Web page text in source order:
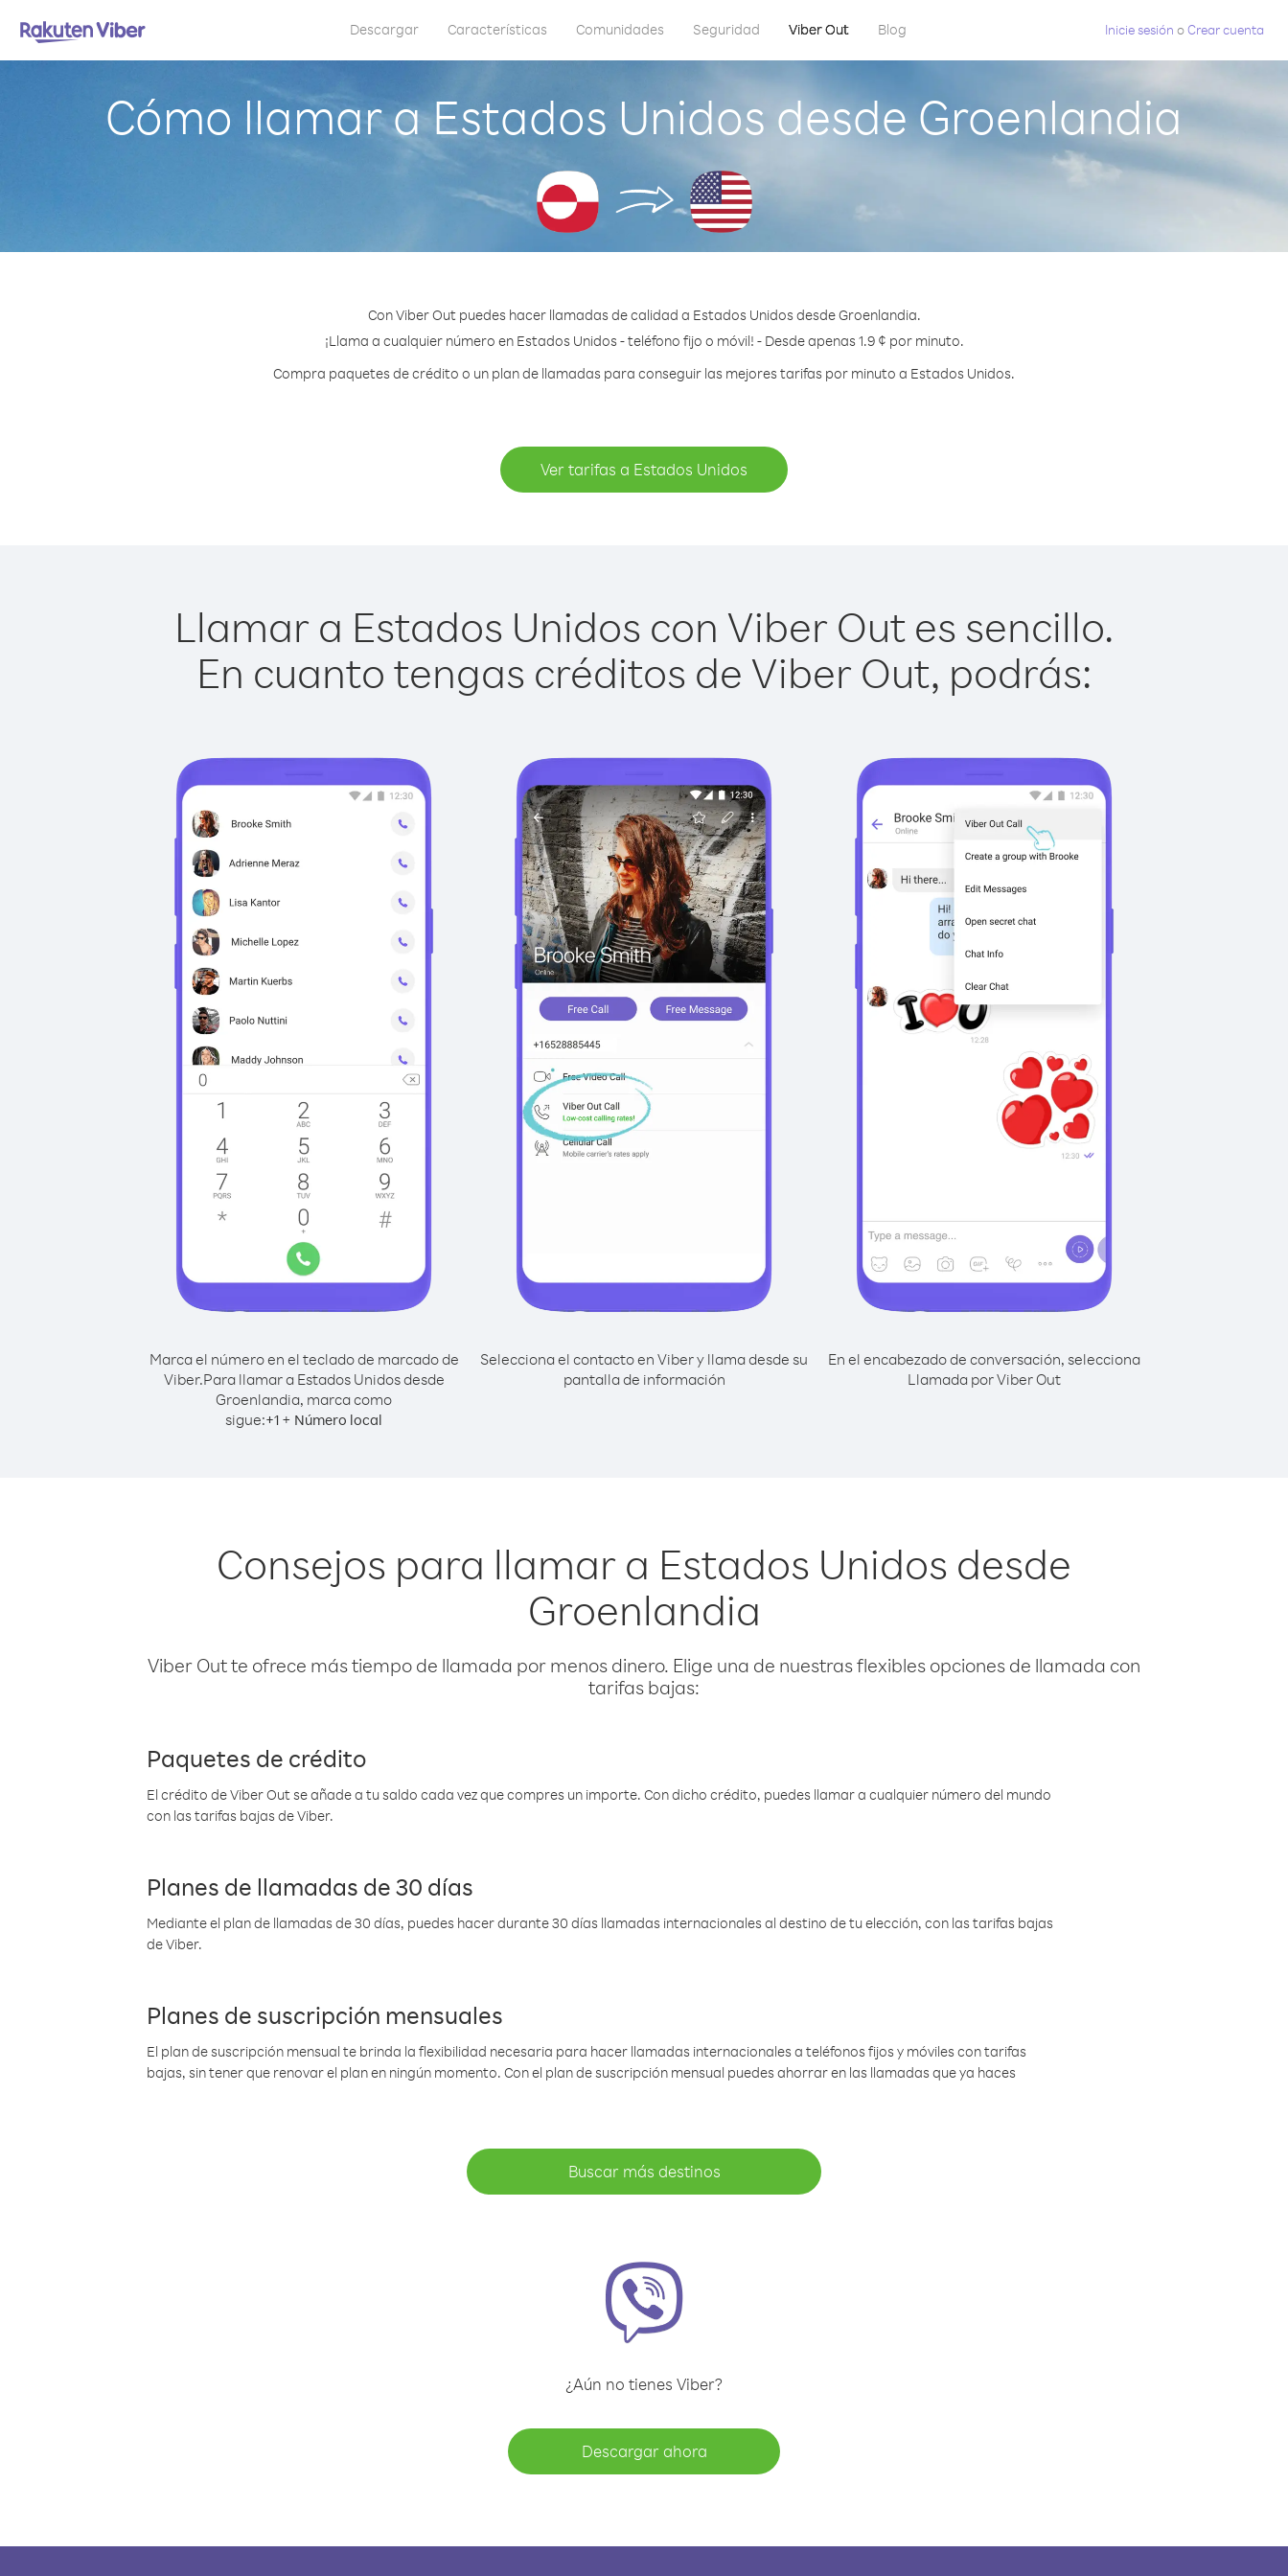
Descargar Características Comunidades Seguridad Viber Out Blog Inicie sesión oCrear cuenta
Cómo llamar a Estados Unidos desde Groenlandia
Con Viber Out puedes hacer llamadas de calidad a Estados Unidos desde Groenlandia.
¡Llama a cualquier número en Estados Unidos - teléfono fijo o móvil! - Desde apenas 1.9 ¢ por minuto.
Compra paquetes de crédito o un plan de llamadas para conseguir las mejores tarifas por minuto a Estados Unidos.
Ver tarifas a Estados Unidos
Llamar a Estados Unidos con Viber Out es sencillo.
En cuanto tengas créditos de Viber Out, podrás:
Marca el número en el teclado de marcado de
Viber.Para llamar a Estados Unidos desde
Groenlandia, marca como
sigue:+1 + Número local
Selecciona el contacto en Viber y llama desde su
pantalla de información
En el encabezado de conversación, selecciona
Llamada por Viber Out
Consejos para llamar a Estados Unidos desde
Groenlandia
Viber Out te ofrece más tiempo de llamada por menos dinero. Elige una de nuestras flexibles opciones de llamada con
tarifas bajas:
Paquetes de crédito
El crédito de Viber Out se añade a tu saldo cada vez que compres un importe. Con dicho crédito, puedes llamar a cualquier número del mundo
con las tarifas bajas de Viber.
Planes de llamadas de 30 días
Mediante el plan de llamadas de 30 días, puedes hacer durante 30 días llamadas internacionales al destino de tu elección, con las tarifas bajas
de Viber.
Planes de suscripción mensuales
El plan de suscripción mensual te brinda la flexibilidad necesaria para hacer llamadas internacionales a teléfonos fijos y móviles con tarifas
bajas, sin tener que renovar el plan en ningún momento. Con el plan de suscripción mensual puedes ahorrar en las llamadas que ya haces
Buscar más destinos
¿Aún no tienes Viber?
Descargar ahora